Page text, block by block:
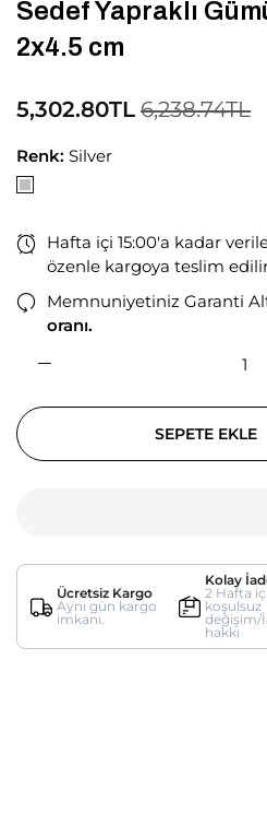
Sedef Yapraklı
2x4.5 cm
5,302.80TL 6,238.74TL
Renk: Silver
Hafta içi 15:00'a kadar
özenle kargoya teslim
Memnuniyetiniz Garanti
oranı.
SEPETE EKLE
Ücretsiz Kargo
Aynı gün kargo
imkanı.
Kolay
2 Hafta
koşulsuz
değişim/
hakkı